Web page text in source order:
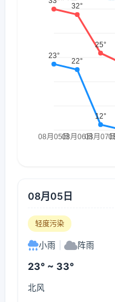
08月05日
轻度污染
小雨 阵雨
23° ~ 33°
北风